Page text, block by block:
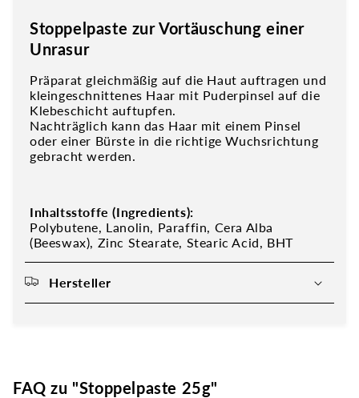
Stoppelpaste zur Vortäuschung einer
Unrasur
Präparat gleichmäßig auf die Haut auftragen und
kleingeschnittenes Haar mit Puderpinsel auf die
Klebeschicht auftupfen.
Nachträglich kann das Haar mit einem Pinsel
oder einer Bürste in die richtige Wuchsrichtung
gebracht werden.
Inhaltsstoffe (Ingredients):
Polybutene, Lanolin, Paraffin, Cera Alba
(Beeswax), Zinc Stearate, Stearic Acid, BHT
Hersteller
FAQ zu "Stoppelpaste 25g"